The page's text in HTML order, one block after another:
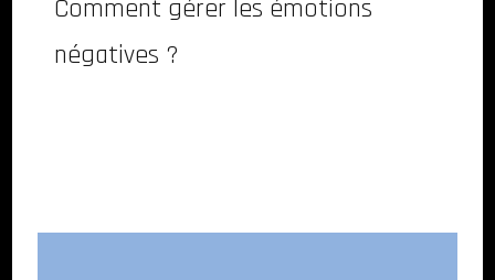
Comment gérer les émotions
négatives ?